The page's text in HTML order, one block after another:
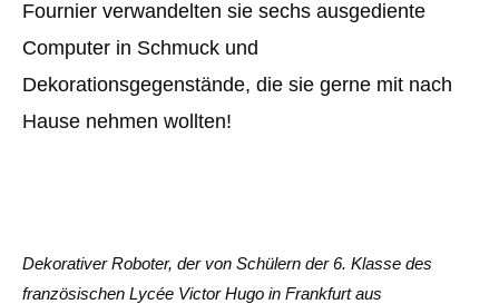
Fournier verwandelten sie sechs ausgediente
Computer in Schmuck und
Dekorationsgegenstände, die sie gerne mit nach
Hause nehmen wollten!
Dekorativer Roboter, der von Schülern der 6. Klasse des
französischen Lycée Victor Hugo in Frankfurt aus